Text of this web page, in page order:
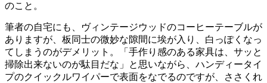
のこと。
筆者の自宅にも、ヴィンテージウッドのコーヒーテーブルが
ありますが、板同士の微妙な隙間に埃が入り、白っぽくなっ
てしまうのがデメリット。「手作り感のある家具は、サッと
掃除出来ないのが駄目だな」と思いながら、ハンディータイ
プのクイックルワイパーで表面をなでるのですが、ささくれ